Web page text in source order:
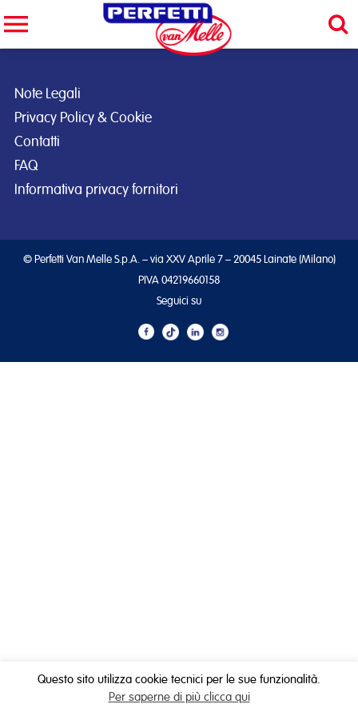
Note Legali
Privacy Policy & Cookie
Contatti
FAQ
Informativa privacy fornitori
© Perfetti Van Melle S.p.A. – via XXV Aprile 7 – 20045 Lainate (Milano)
PIVA 04219660158
Seguici su
Questo sito utilizza cookie tecnici per le sue funzionalità.
Per saperne di più clicca qui